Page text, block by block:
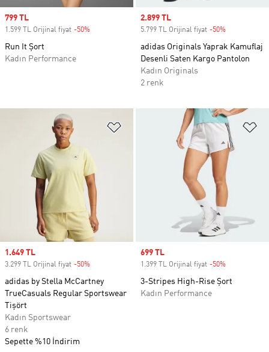
Sale price
799 TL
1.599 TL Orijinal fiyat -50%
Run It Şort
Kadın Performance
Sale price
2.899 TL
5.799 TL Orijinal fiyat -50%
adidas Originals Yaprak Kamuflaj
Desenli Saten Kargo Pantolon
Kadın Originals
2 renk
Favori Listesine Ekle
Sale price
1.649 TL
3.299 TL Orijinal fiyat -50%
adidas by Stella McCartney
TrueCasuals Regular Sportswear
Tişört
Kadın Sportswear
6 renk
Sepette %10 İndirim
Sale price
699 TL
1.399 TL Orijinal fiyat -50%
3-Stripes High-Rise Şort
Kadın Performance